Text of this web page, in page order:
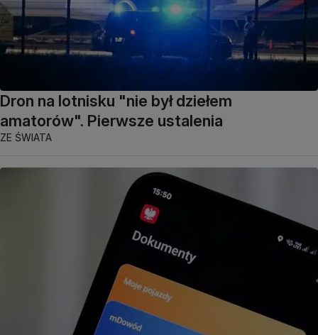
Dron na lotnisku "nie był dziełem
amatorów". Pierwsze ustalenia
ZE ŚWIATA